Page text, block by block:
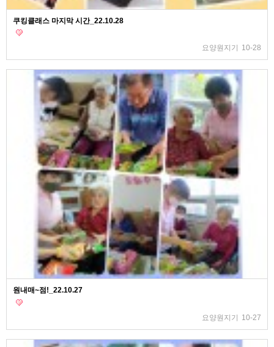
쿠킹클래스 마지막 시간_22.10.28
요양원지기 10-28
원내매~점!_22.10.27
요양원지기 10-27